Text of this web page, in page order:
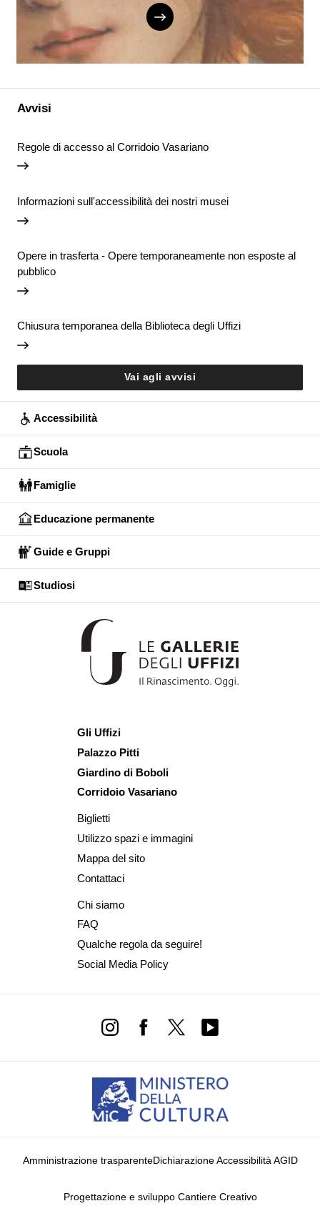
Avvisi
Regole di accesso al Corridoio Vasariano
Informazioni sull'accessibilità dei nostri musei
Opere in trasferta - Opere temporaneamente non esposte al
pubblico
Chiusura temporanea della Biblioteca degli Uffizi
Vai agli avvisi
Accessibilità
Scuola
Famiglie
Educazione permanente
Guide e Gruppi
Studiosi
Gli Uffizi
Palazzo Pitti
Giardino di Boboli
Corridoio Vasariano
Biglietti
Utilizzo spazi e immagini
Mappa del sito
Contattaci
Chi siamo
FAQ
Qualche regola da seguire!
Social Media Policy
Amministrazione trasparenteDichiarazione Accessibilità AGID
Progettazione e sviluppo Cantiere Creativo